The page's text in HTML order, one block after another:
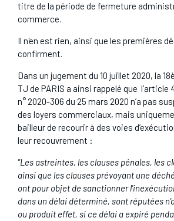
titre de la période de fermeture
commerce.
Il n'en est rien, ainsi que les premières
confirment.
Dans un jugement du 10 juillet 2020, la
TJ de PARIS a ainsi rappelé que l’article
n° 2020-306 du 25 mars 2020 n’a pas
des loyers commerciaux, mais
bailleur de recourir à des voies
leur recouvrement :
"Les astreintes, les clauses pénales, les
ainsi que les clauses prévoyant une
ont pour objet de sanctionner
dans un délai déterminé, sont réputées
ou produit effet, si ce délai a expiré